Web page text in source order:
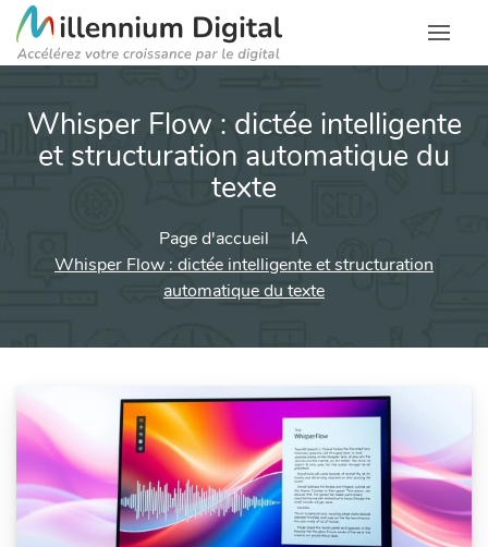
Whisper Flow : dictée intelligente
et structuration automatique du
texte
Page d'accueil
IA
Whisper Flow : dictée intelligente et structuration
automatique du texte